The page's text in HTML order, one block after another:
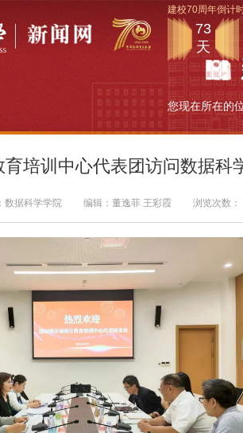
建校70周年倒计
73
天
您现在所在的
育培训中心代表团访问数据科
数据科学学院 编辑：董逸菲 王彩霞 浏览次数：